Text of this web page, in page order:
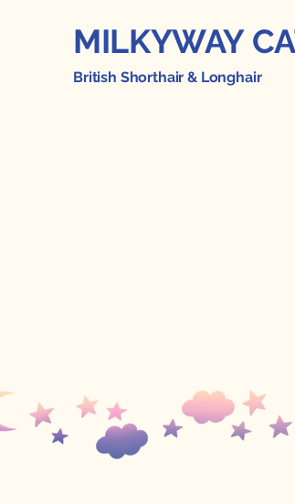
MILKYWAY
British Shorthair & Longhair